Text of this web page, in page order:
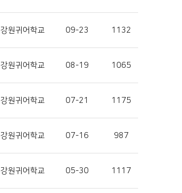
강원귀어학교 09-23 1132
강원귀어학교 08-19 1065
강원귀어학교 07-21 1175
강원귀어학교 07-16 987
강원귀어학교 05-30 1117